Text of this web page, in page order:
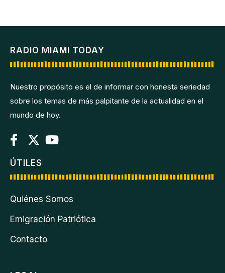
RADIO MIAMI TODAY
Nuestro propósito es el de informar con honesta seriedad
sobre los temas de más palpitante de la actualidad en el
mundo de hoy.
ÚTILES
Quiénes Somos
Emigración Patriótica
Contacto